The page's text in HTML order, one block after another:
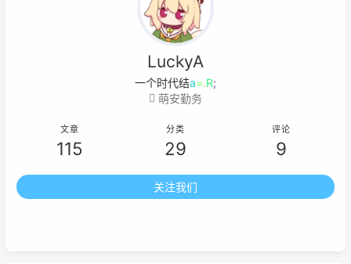
LuckyA
一个时代结束的标志g
萌安勤务
文章
115
分类
29
评论
9
关注我们